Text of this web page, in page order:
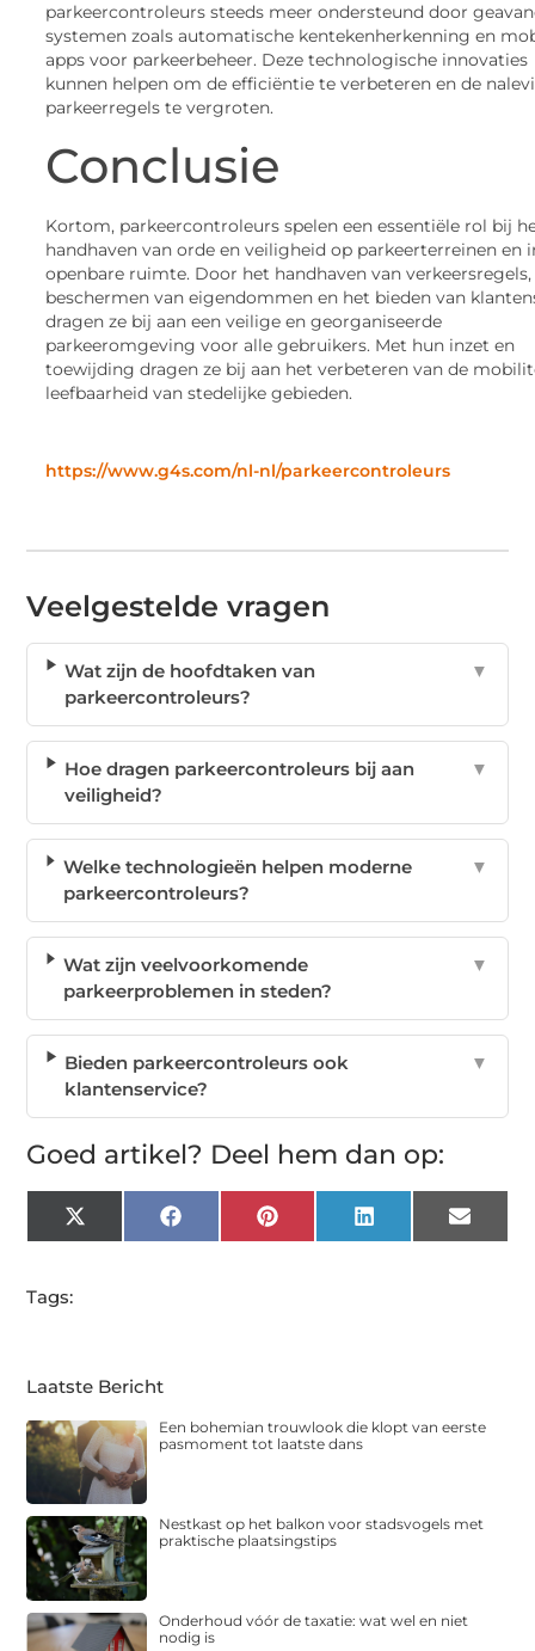
parkeercontroleurs steeds meer ondersteund door
systemen zoals automatische kentekenherkenning en
apps voor parkeerbeheer. Deze technologische innovaties
kunnen helpen om de efficiëntie te verbeteren en de
parkeerregels te vergroten.
Conclusie
Kortom, parkeercontroleurs spelen een essentiële rol bij
handhaven van orde en veiligheid op parkeerterreinen en
openbare ruimte. Door het handhaven van
beschermen van eigendommen en het bieden van
dragen ze bij aan een veilige en georganiseerde
parkeeromgeving voor alle gebruikers. Met hun inzet en
toewijding dragen ze bij aan het verbeteren van de
leefbaarheid van stedelijke gebieden.
https://www.g4s.com/nl-nl/parkeercontroleurs
Veelgestelde vragen
Wat zijn de hoofdtaken van
parkeercontroleurs?
▼
Hoe dragen parkeercontroleurs bij aan
veiligheid?
▼
Welke technologieën helpen moderne
parkeercontroleurs?
▼
Wat zijn veelvoorkomende
parkeerproblemen in steden?
▼
Bieden parkeercontroleurs ook
klantenservice?
▼
Goed artikel? Deel hem dan op:
X
(Twitter)
FacebookPinterest LinkedIn Email
Tags:
Laatste Bericht
Een bohemian trouwlook die klopt van eerste
pasmoment tot laatste dans
Nestkast op het balkon voor stadsvogels met
praktische plaatsingstips
Onderhoud vóór de taxatie: wat wel en niet
nodig is